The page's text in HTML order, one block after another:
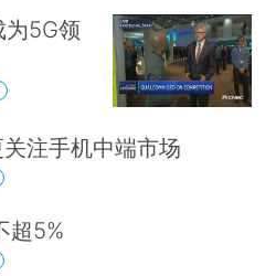
为5G领
注手机中端市场
超5%